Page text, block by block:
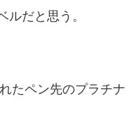
だと思う。
たペン先のプラチナ